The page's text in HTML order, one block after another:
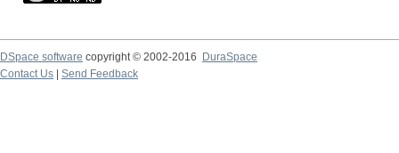
DSpace software copyright © 2002-2016
DuraSpace
Contact Us
Send Feedback